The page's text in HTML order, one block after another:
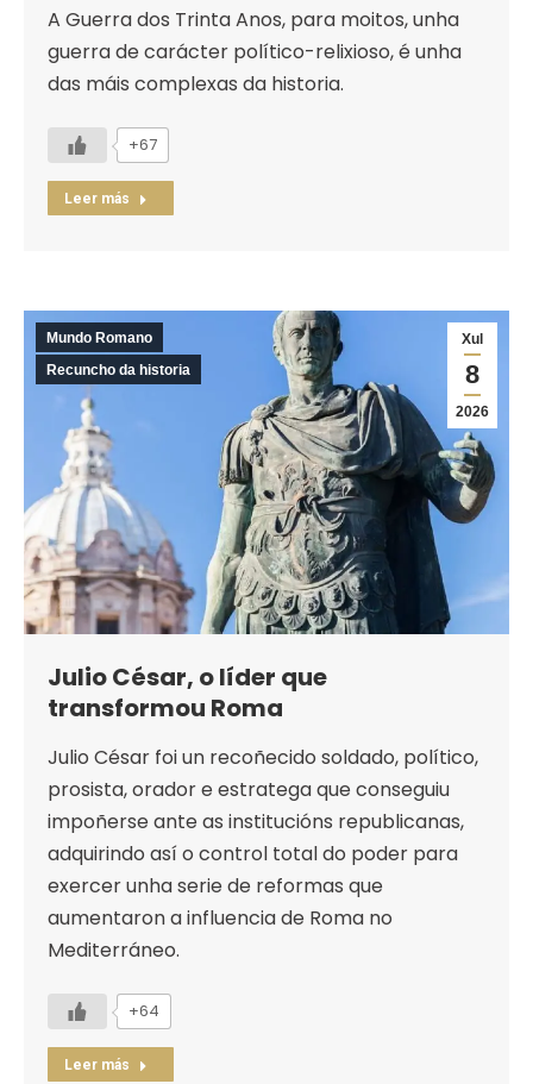
A Guerra dos Trinta Anos, para moitos, unha
guerra de carácter político-relixioso, é unha
das máis complexas da historia.
+67
Leer más
Xul
8
2026
Mundo Romano
Recuncho da historia
Julio César, o líder que
transformou Roma
Julio César foi un recoñecido soldado, político,
prosista, orador e estratega que conseguiu
impoñerse ante as institucións republicanas,
adquirindo así o control total do poder para
exercer unha serie de reformas que
aumentaron a influencia de Roma no
Mediterráneo.
+64
Leer más